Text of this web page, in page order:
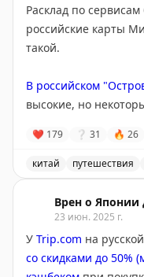
Расклад по
российские карты
такой.
В российском
высокие, но
одного, со
лучше уточнить у
правильный ли тип
Бывают случаи,
Если у вас есть
лояльности других
через техподдержку
❤ 179 ❔ 31 🔥 26
китай путешествия
Врен о Японии
23 июн. 2025 г.
У Trip.com на
со скидками до 50%